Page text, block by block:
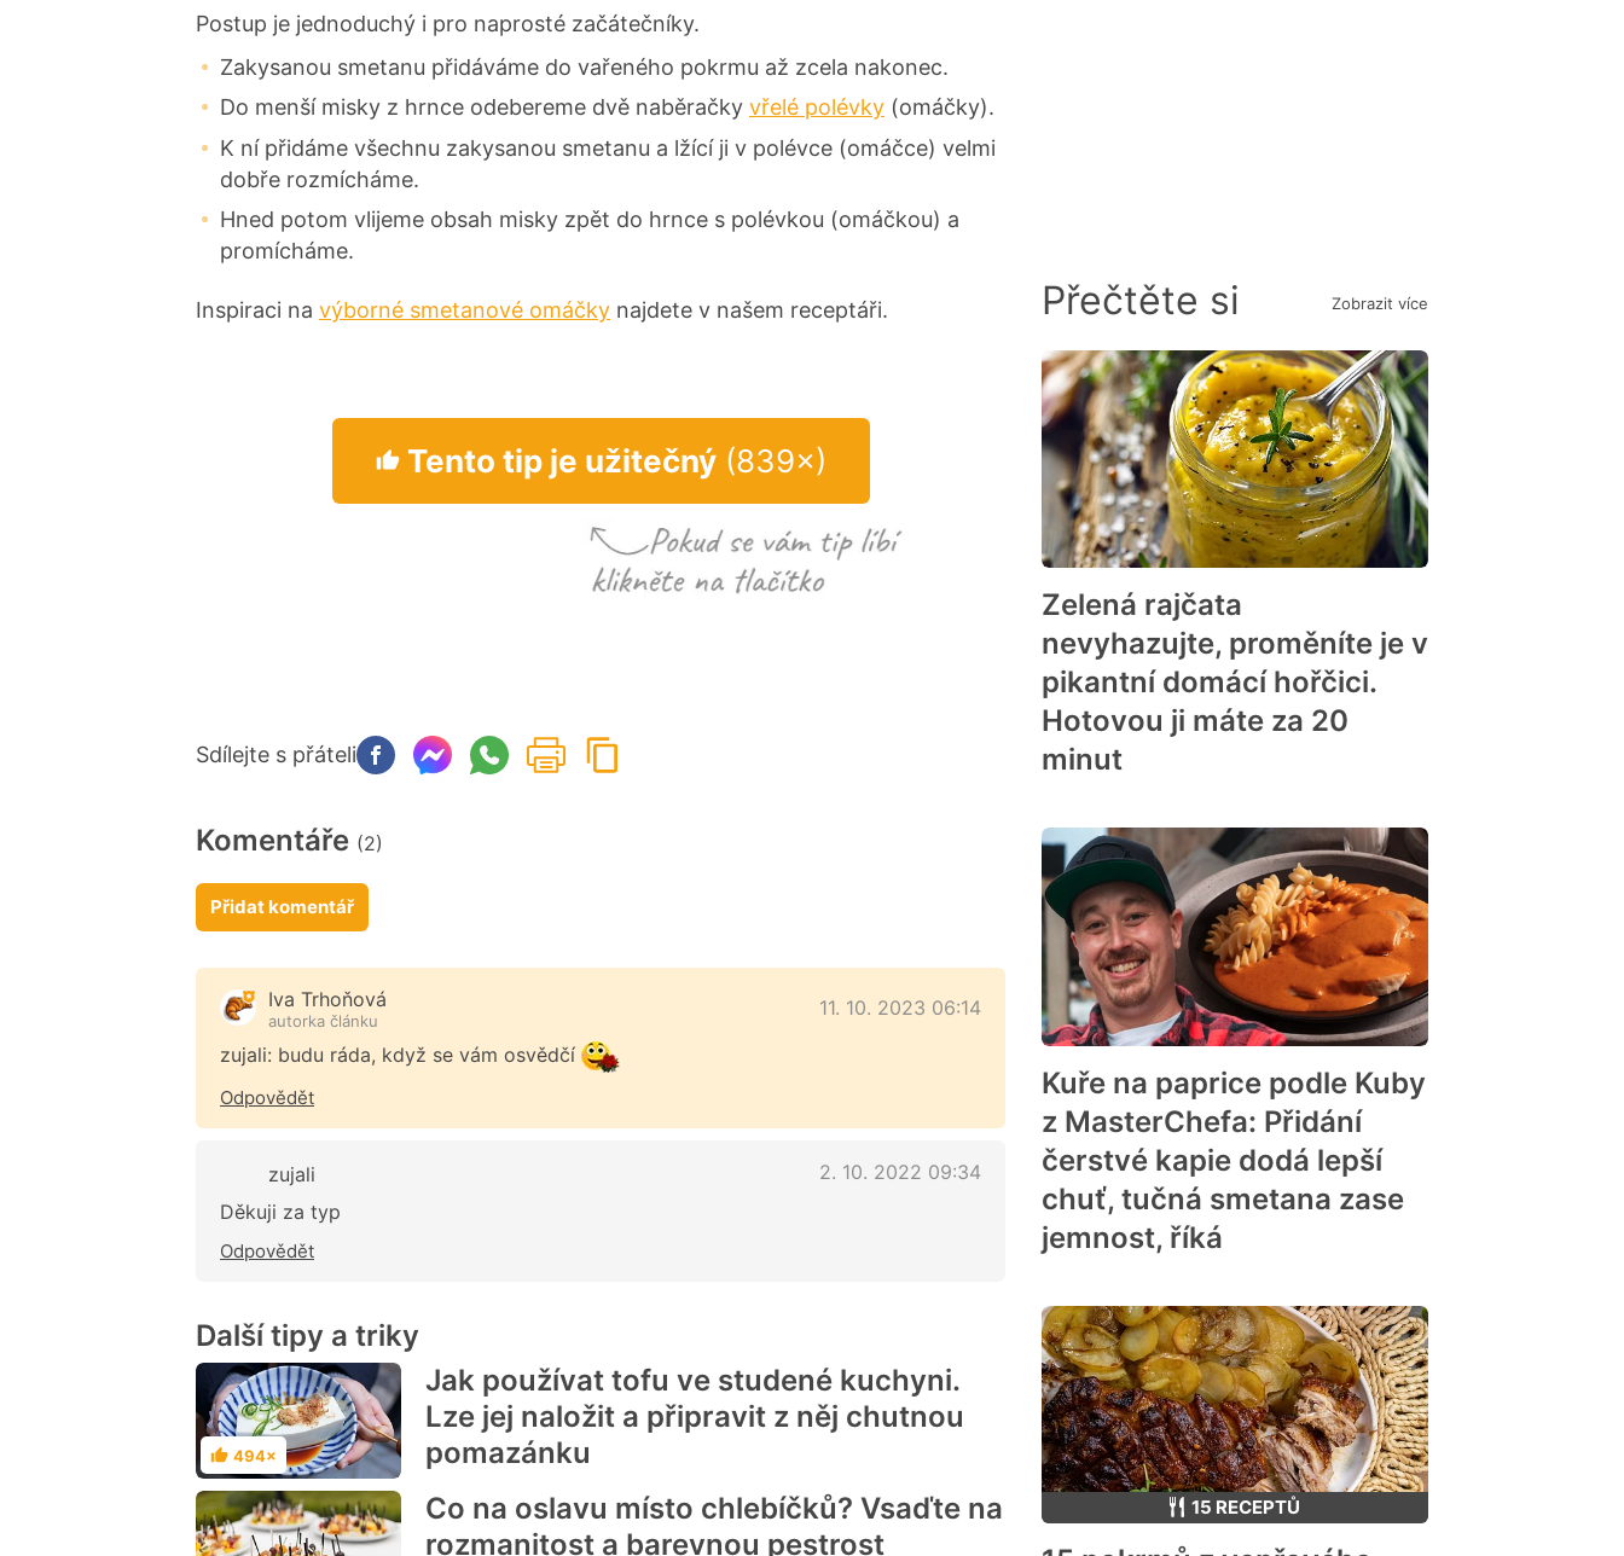
Postup je jednoduchý i pro naprosté začátečníky.
Zakysanou smetanu přidáváme do vařeného pokrmu až zcela nakonec.
Do menší misky z hrnce odebereme dvě naběračky vřelé polévky (omáčky).
K ní přidáme všechnu zakysanou smetanu a lžící ji v polévce (omáčce) velmi
dobře rozmícháme.
Hned potom vlijeme obsah misky zpět do hrnce s polévkou (omáčkou) a
promícháme.
Inspiraci na výborné smetanové omáčky najdete v našem receptáři.
Tento tip je užitečný(839×)
Sdílejte s přáteli
Komentáře (2)
Přidat komentář
Iva Trhoňová
autorka článku
11. 10. 2023 06:14
zujali: budu ráda, když se vám osvědčí
Odpovědět
zujali
2. 10. 2022 09:34
Děkuji za typ
Odpovědět
Další tipy a triky
Hodnocení
494×
Jak používat tofu ve studené kuchyni.
Lze jej naložit a připravit z něj chutnou
pomazánku
Co na oslavu místo chlebíčků? Vsaďte na
rozmanitost a barevnou pestrost
Přečtěte si Zobrazit více
Zelená rajčata
nevyhazujte, proměníte je v
pikantní domácí hořčici.
Hotovou ji máte za 20
minut
Kuře na paprice podle Kuby
z MasterChefa: Přidání
čerstvé kapie dodá lepší
chuť, tučná smetana zase
jemnost, říká
15 RECEPTŮ